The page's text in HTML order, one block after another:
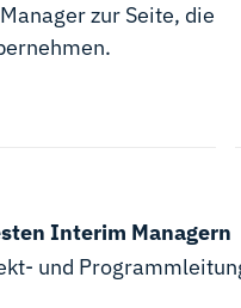
zur Seite, die
Interim Managern
und